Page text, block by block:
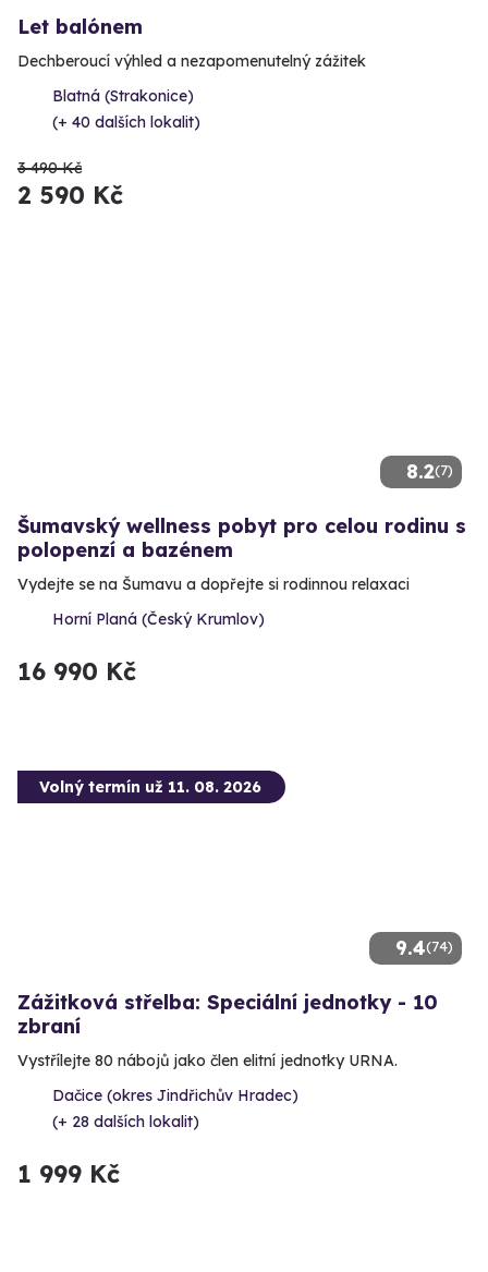
Let balónem
Dechberoucí výhled a nezapomenutelný zážitek
Blatná (Strakonice)
(+ 40 dalších lokalit)
3 490 Kč
2 590 Kč
8.2(7)
Šumavský wellness pobyt pro celou rodinu s
polopenzí a bazénem
Vydejte se na Šumavu a dopřejte si rodinnou relaxaci
Horní Planá (Český Krumlov)
16 990 Kč
9.4(74)
Volný termín už 11. 08. 2026
Zážitková střelba: Speciální jednotky - 10
zbraní
Vystřílejte 80 nábojů jako člen elitní jednotky URNA.
Dačice (okres Jindřichův Hradec)
(+ 28 dalších lokalit)
1 999 Kč